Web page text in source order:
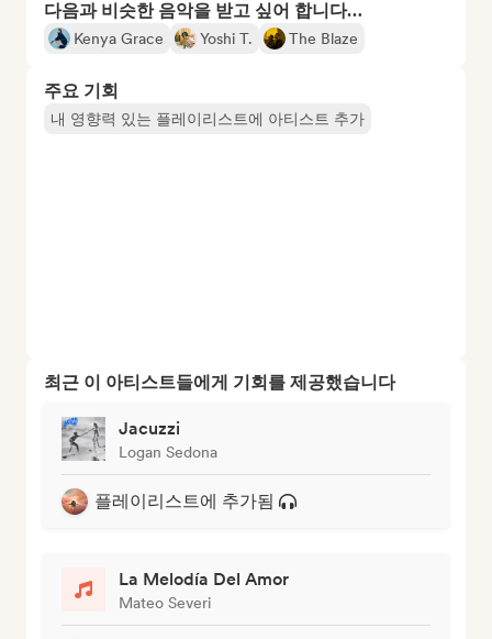
다음과 비슷한 음악을 받고 싶어 합니다…
Kenya Grace Yoshi T. The Blaze
주요 기회
내 영향력 있는 플레이리스트에 아티스트 추가
최근 이 아티스트들에게 기회를 제공했습니다
Jacuzzi
Logan Sedona
플레이리스트에 추가됨
La Melodía Del Amor
Mateo Severi